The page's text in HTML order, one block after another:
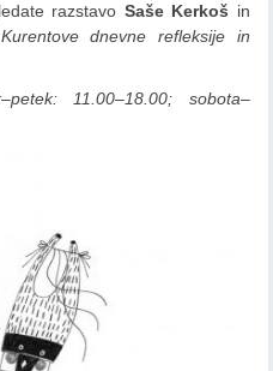
razstavo Saše Kerkoš in
Kurentove dnevne refleksije in
11.00–18.00; sobota–